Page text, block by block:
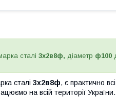
сталі 3х2в8ф, діаметр ф100
сталі 3х2в8ф, є практично
на всій території України.